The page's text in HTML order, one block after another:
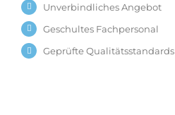
Unverbindliches Angebot
Geschultes Fachpersonal
Geprüfte Qualitätsstandards